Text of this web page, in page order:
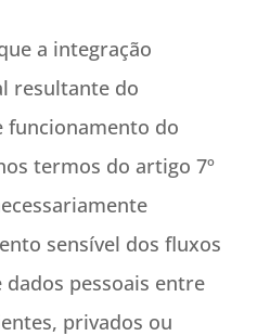
a integração
resultante do
funcionamento do
termos do artigo 7º
sensível dos fluxos
pessoais entre
privados ou